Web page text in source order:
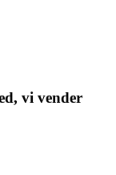
vi vender